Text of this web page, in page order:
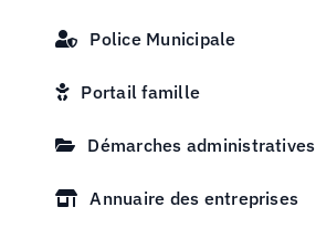
Police Municipale
Portail famille
Démarches administratives
Annuaire des entreprises